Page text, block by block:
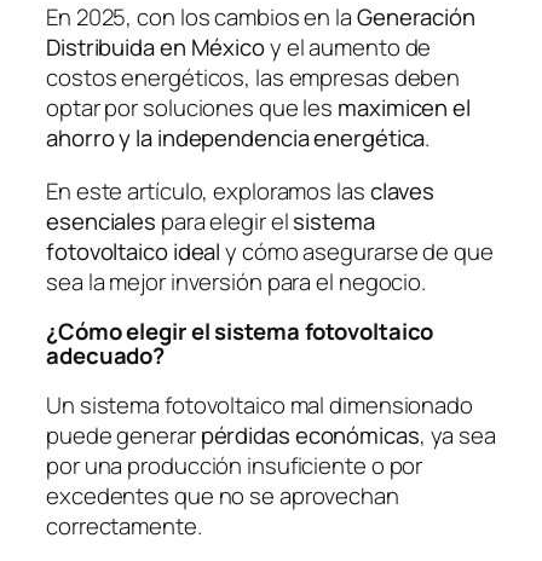
En 2025, con los cambios en laGeneración
Distribuida en Méxicoy el aumento de
costos energéticos, las empresas deben
optar por soluciones que les maximicen el
ahorro y la independencia energética.
En este artículo, exploramos lasclaves
esenciales para elegir elsistema
fotovoltaico idealy cómo asegurarse de que
sea la mejor inversión para el negocio.
¿Cómo elegir el sistema fotovoltaico
adecuado?
Un sistema fotovoltaico mal dimensionado
puede generarpérdidas económicas, ya sea
por una producción insuficiente o por
excedentes que no se aprovechan
correctamente.